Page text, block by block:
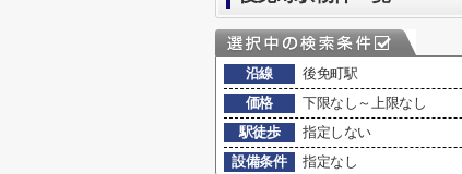
沿線
後免町駅
価格
下限なし～上限なし
駅徒歩
指定しない
設備条件
指定なし